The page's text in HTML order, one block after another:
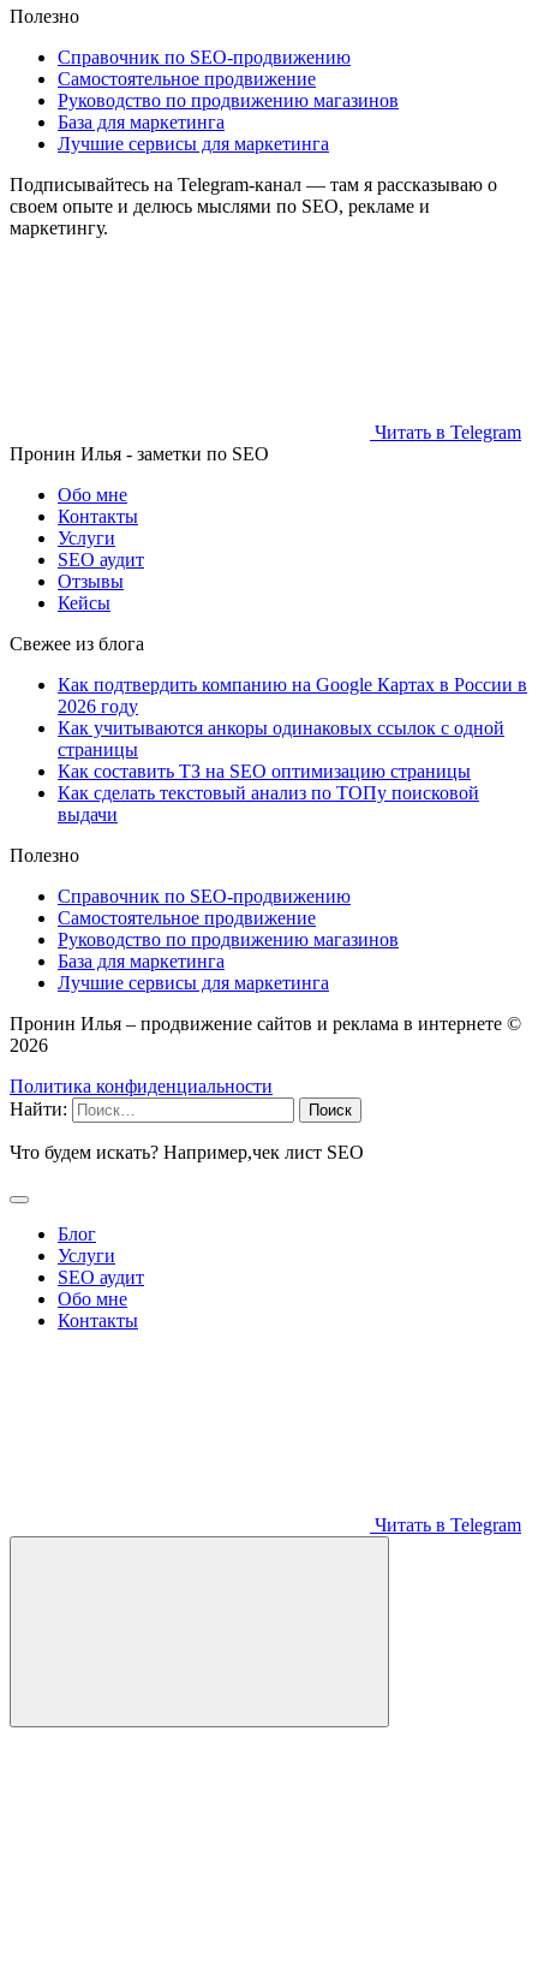
Полезно
Справочник по SEO-продвижению
Самостоятельное продвижение
Руководство по продвижению магазинов
База для маркетинга
Лучшие сервисы для маркетинга
Подписывайтесь на Telegram‑канал — там я рассказываю о
своем опыте и делюсь мыслями по SEO, рекламе и
маркетингу.
Читать в Telegram
Пронин Илья - заметки по SEO
Обо мне
Контакты
Услуги
SEO аудит
Отзывы
Кейсы
Свежее из блога
Как подтвердить компанию на Google Картах в России в
2026 году
Как учитываются анкоры одинаковых ссылок с одной
страницы
Как составить ТЗ на SEO оптимизацию страницы
Как сделать текстовый анализ по ТОПу поисковой
выдачи
Полезно
Справочник по SEO-продвижению
Самостоятельное продвижение
Руководство по продвижению магазинов
База для маркетинга
Лучшие сервисы для маркетинга
Пронин Илья – продвижение сайтов и реклама в интернете ©
2026
Политика конфиденциальности
Найти:
Что будем искать? Например,чек лист SEO
Блог
Услуги
SEO аудит
Обо мне
Контакты
Читать в Telegram